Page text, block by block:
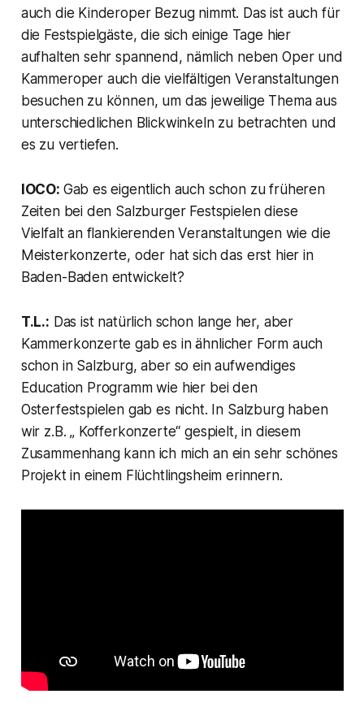
auch die Kinderoper Bezug nimmt. Das ist auch für
die Festspielgäste, die sich einige Tage hier
aufhalten sehr spannend, nämlich neben Oper und
Kammeroper auch die vielfältigen Veranstaltungen
besuchen zu können, um das jeweilige Thema aus
unterschiedlichen Blickwinkeln zu betrachten und
es zu vertiefen.
IOCO: Gab es eigentlich auch schon zu früheren
Zeiten bei den Salzburger Festspielen diese
Vielfalt an flankierenden Veranstaltungen wie die
Meisterkonzerte, oder hat sich das erst hier in
Baden-Baden entwickelt?
T.L.: Das ist natürlich schon lange her, aber
Kammerkonzerte gab es in ähnlicher Form auch
schon in Salzburg, aber so ein aufwendiges
Education Programm wie hier bei den
Osterfestspielen gab es nicht. In Salzburg haben
wir z.B. „ Kofferkonzerte“ gespielt, in diesem
Zusammenhang kann ich mich an ein sehr schönes
Projekt in einem Flüchtlingsheim erinnern.